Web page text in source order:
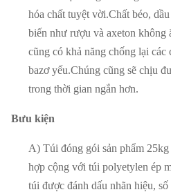
hóa chất tuyệt vời.Chất béo,
biến như rượu và axeton không
cũng có khả năng chống lại các
bazơ yếu.Chúng cũng sẽ chịu
trong thời gian ngắn hơn.
Bưu kiện
A) Túi đóng gói sản phẩm
hợp cộng với túi polyetylen ép
túi được đánh dấu nhãn hiệu,